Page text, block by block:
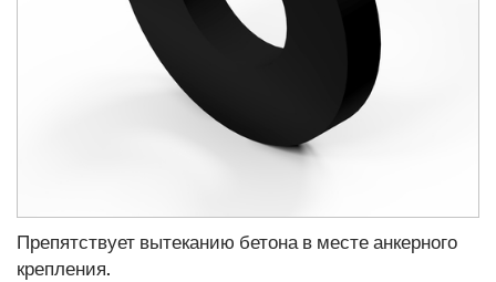
Препятствует вытеканию бетона в месте анкерного
крепления.